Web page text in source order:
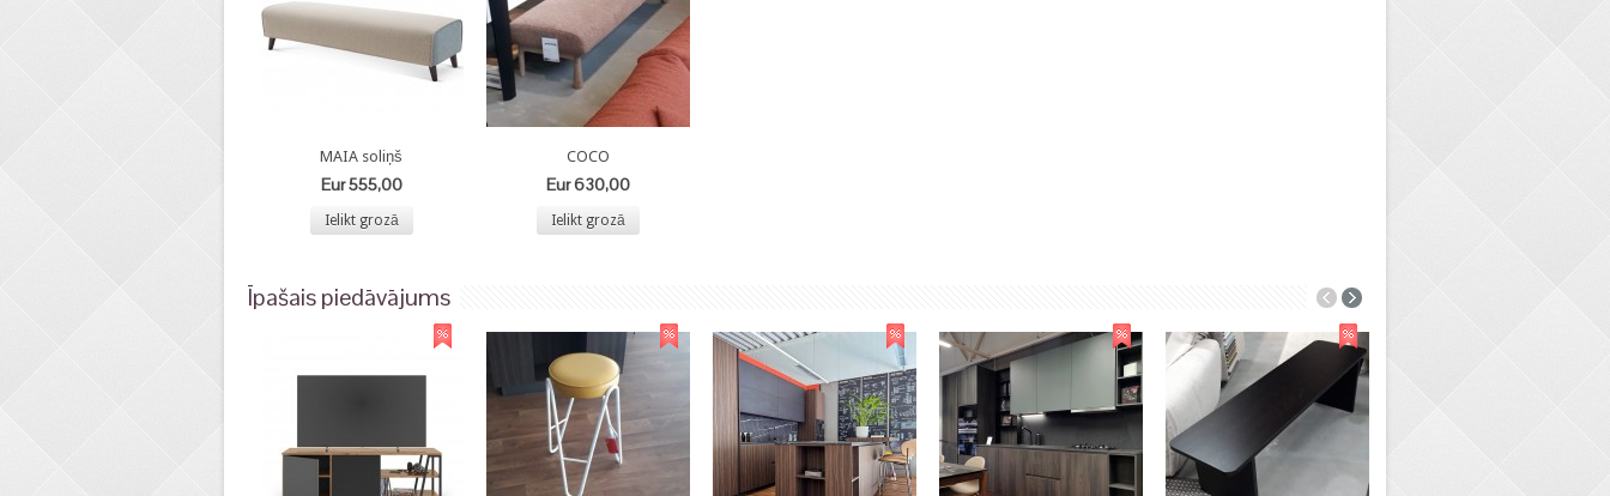
MAIA soliņš
Eur 555,00
Ielikt grozā
COCO
Eur 630,00
Ielikt grozā
Īpašais piedāvājums